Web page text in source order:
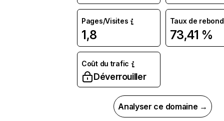
Pages/Visites
1,8
Taux de rebond
73,41 %
Coût du trafic
Déverrouiller
Analyser ce domaine →